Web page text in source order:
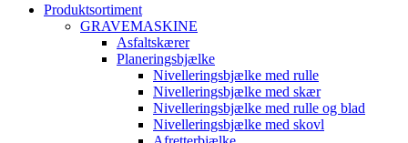
Produktsortiment
GRAVEMASKINE
Asfaltskærer
Planeringsbjælke
Nivelleringsbjælke med rulle
Nivelleringsbjælke med skær
Nivelleringsbjælke med rulle og blad
Nivelleringsbjælke med skovl